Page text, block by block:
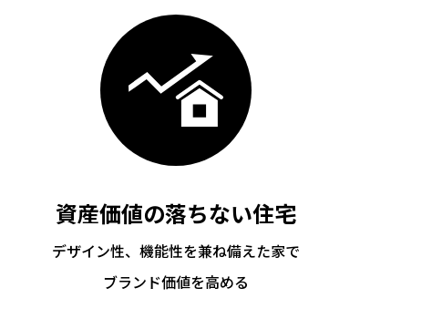
資産価値の落ちない住宅
デザイン性、機能性を兼ね備えた家で
ブランド価値を高める